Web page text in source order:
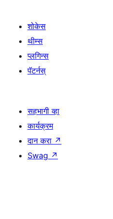
शोकेस
थीम्स
प्लगिन्स
पॅटर्नस्
सहभागी व्हा
कार्यक्रम
दान करा ↗
Swag ↗